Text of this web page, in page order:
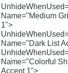
Name="Medium
1">
Name="Dark List
Name="Colorful
Accent 1">